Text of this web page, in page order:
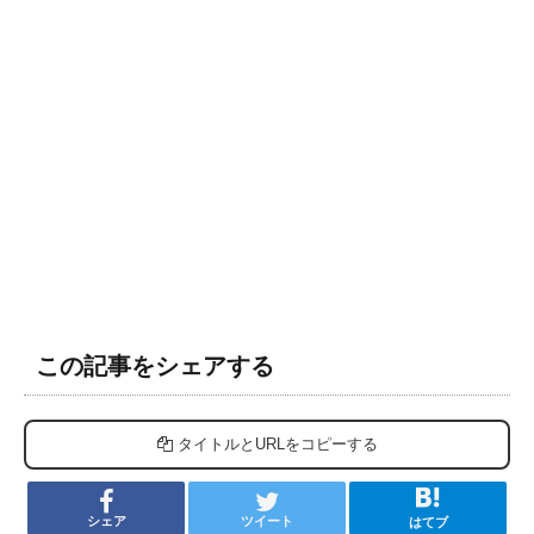
この記事をシェアする
タイトルとURLをコピーする
シェア ツイート はてブ